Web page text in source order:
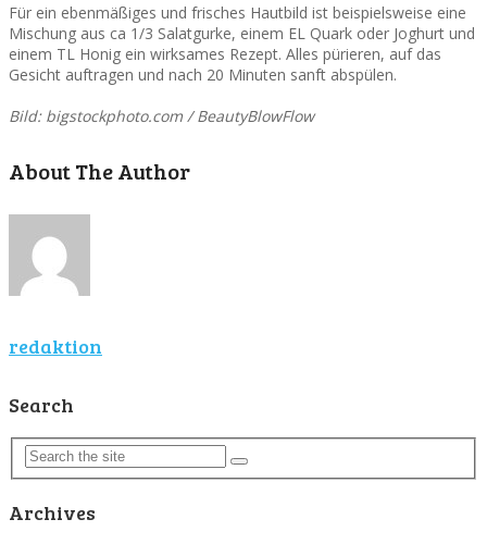
Für ein ebenmäßiges und frisches Hautbild ist beispielsweise eine
Mischung aus ca 1/3 Salatgurke, einem EL Quark oder Joghurt und
einem TL Honig ein wirksames Rezept. Alles pürieren, auf das
Gesicht auftragen und nach 20 Minuten sanft abspülen.
Bild: bigstockphoto.com / BeautyBlowFlow
About The Author
redaktion
Search
Archives